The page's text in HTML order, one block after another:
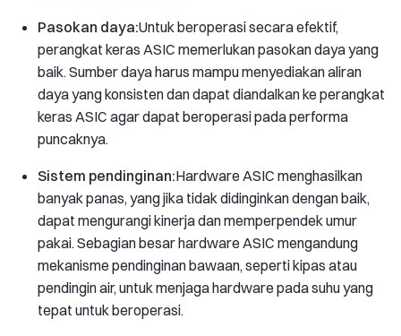
Pasokan daya:Untuk beroperasi secara efektif,
perangkat keras ASIC memerlukan pasokan daya yang
baik. Sumber daya harus mampu menyediakan aliran
daya yang konsisten dan dapat diandalkan ke perangkat
keras ASIC agar dapat beroperasi pada performa
puncaknya.
Sistem pendinginan:Hardware ASIC menghasilkan
banyak panas, yang jika tidak didinginkan dengan baik,
dapat mengurangi kinerja dan memperpendek umur
pakai. Sebagian besar hardware ASIC mengandung
mekanisme pendinginan bawaan, seperti kipas atau
pendingin air, untuk menjaga hardware pada suhu yang
tepat untuk beroperasi.